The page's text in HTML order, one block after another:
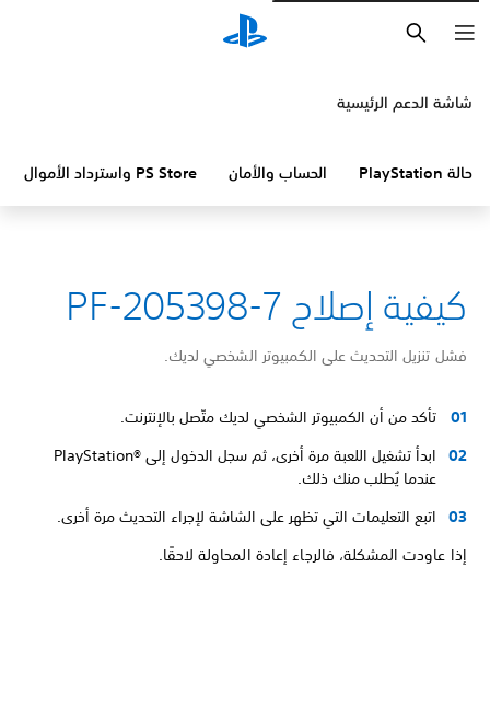
شاشة الدعم الرئيسية
حالة PlayStation الحساب والأمان PS Store واسترداد الأموال
كيفية إصلاح PF-205398-7
فشل تنزيل التحديث على الكمبيوتر الشخصي لديك.
تأكد من أن الكمبيوتر الشخصي لديك متّصل بالإنترنت.
ابدأ تشغيل اللعبة مرة أخرى، ثم سجل الدخول إلى PlayStation®‎
عندما يُطلب منك ذلك.
اتبع التعليمات التي تظهر على الشاشة لإجراء التحديث مرة أخرى.
إذا عاودت المشكلة، فالرجاء إعادة المحاولة لاحقًا.